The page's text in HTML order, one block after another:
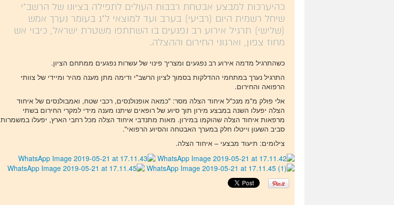
כהיערכות למבצע אבטחת רבבות העולים לתפילה בציונו של הרשב"י
שיחל רשמית היום (רביעי) בערב ועד למוצאי ל"ג בעומר נערך אמש
(שלישי) תרגיל אירוע רב נפגעים בו השתתפו משטרת ישראל, כיבוי אש
מחוז צפון, וארגוני החירום וההצלה.
כשהתרגיל מדמה אירוע רב נפגעים ומצריך פינוי של עשרות נפגעים ממתחם הציון.
התרגיל נערך במתחמי ההדלקות בסמוך לציון הרשב"י ודימה מתן מענה מהיר ומיידי של צוותי
הרפואה והחירום.
אלי פולק מ"מ מנכ"ל איחוד הצלה מסר: "כמאה אופנולנסים, רכבי שטח, ואמבולנסים של איחוד
הצלה יפעלו השנה במבצע מירון תוך סיוע של רופאים שיתנו מענה מידי למקרי החירום בשתי
מרפאות איחוד הצלה שהוקמו במירון. מאות מתנדבי איחוד הצלה מכל רחבי הארץ, יפעלו במשמרות
סביב השעון וייטלו חלק במערך האבטחה והסיוע הרפואי".
צילומים: תיעוד מבצעי – איחוד הצלה.